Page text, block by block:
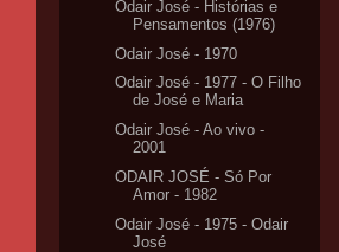
Odair José - Histórias e
Pensamentos (1976)
Odair José - 1970
Odair José - 1977 - O Filho
de José e Maria
Odair José - Ao vivo -
2001
ODAIR JOSÉ - Só Por
Amor - 1982
Odair José - 1975 - Odair
José